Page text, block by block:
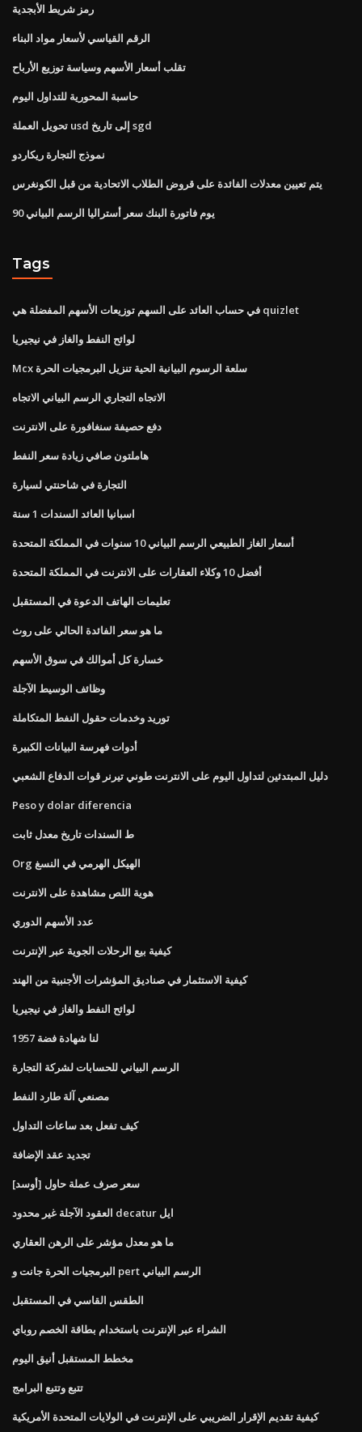
رمز شريط الأبجدية
الرقم القياسي لأسعار مواد البناء
تقلب أسعار الأسهم وسياسة توزيع الأرباح
حاسبة المحورية للتداول اليوم
تحويل العملة usd إلى تاريخ sgd
نموذج التجارة ريكاردو
يتم تعيين معدلات الفائدة على قروض الطلاب الاتحادية من قبل الكونغرس
90 يوم فاتورة البنك سعر أستراليا الرسم البياني
Tags
في حساب العائد على السهم توزيعات الأسهم المفضلة هي quizlet
لوائح النفط والغاز في نيجيريا
Mcx سلعة الرسوم البيانية الحية تنزيل البرمجيات الحرة
الاتجاه التجاري الرسم البياني الاتجاه
دفع حصيفة سنغافورة على الانترنت
هاملتون صافي زيادة سعر النفط
التجارة في شاحنتي لسيارة
اسبانيا العائد السندات 1 سنة
أسعار الغاز الطبيعي الرسم البياني 10 سنوات في المملكة المتحدة
أفضل 10 وكلاء العقارات على الانترنت في المملكة المتحدة
تعليمات الهاتف الدعوة في المستقبل
ما هو سعر الفائدة الحالي على روث
خسارة كل أموالك في سوق الأسهم
وظائف الوسيط الآجلة
توريد وخدمات حقول النفط المتكاملة
أدوات فهرسة البيانات الكبيرة
دليل المبتدئين لتداول اليوم على الانترنت طوني تيرنر قوات الدفاع الشعبي
Peso y dolar diferencia
ط السندات تاريخ معدل ثابت
Org الهيكل الهرمي في النسغ
هوية اللص مشاهدة على الانترنت
عدد الأسهم الدوري
كيفية بيع الرحلات الجوية عبر الإنترنت
كيفية الاستثمار في صناديق المؤشرات الأجنبية من الهند
لوائح النفط والغاز في نيجيريا
لنا شهادة فضة 1957
الرسم البياني للحسابات لشركة التجارة
مصنعي آلة طارد النفط
كيف تفعل بعد ساعات التداول
تجديد عقد الإضافة
سعر صرف عملة حاول [أوسد]
العقود الآجلة غير محدود decatur ايل
ما هو معدل مؤشر على الرهن العقاري
البرمجيات الحرة جانت و pert الرسم البياني
الطقس القاسي في المستقبل
الشراء عبر الإنترنت باستخدام بطاقة الخصم روباي
مخطط المستقبل أنيق اليوم
تتبع وتتبع البرامج
كيفية تقديم الإقرار الضريبي على الإنترنت في الولايات المتحدة الأمريكية